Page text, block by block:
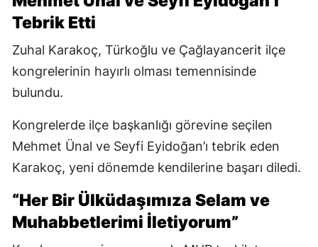
Tebrik Etti
Zuhal Karakoç, Türkoğlu ve Çağlayancerit ilçe
kongrelerinin hayırlı olması temennisinde
bulundu.
Kongrelerde ilçe başkanlığı görevine seçilen
Mehmet Ünal ve Seyfi Eyidoğan’ı tebrik eden
Karakoç, yeni dönemde kendilerine başarı diledi.
“Her Bir Ülküdaşımıza Selam ve
Muhabbetlerimi İletiyorum”